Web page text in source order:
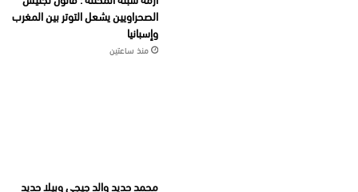
الصحراويين يشعل التوتر بين المغرب
وإسبانيا
منذ ساعتين
محمد حديد والد جيجي وبيلا حديد